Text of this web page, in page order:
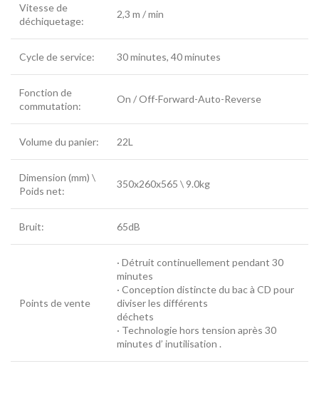
Vitesse de
déchiquetage:
2,3 m / min
Cycle de service: 30 minutes, 40 minutes
Fonction de
commutation:
On / Off-Forward-Auto-Reverse
Volume du panier: 22L
Dimension (mm) \
Poids net:
350x260x565 \ 9.0kg
Bruit: 65dB
Points de vente
· Détruit continuellement pendant 30
minutes
· Conception distincte du bac à CD pour
diviser les différents
déchets
· Technologie hors tension après 30
minutes d’ inutilisation .